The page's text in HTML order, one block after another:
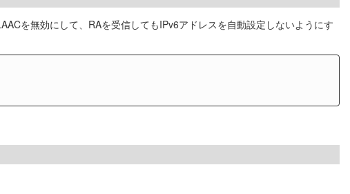
を無効にして、RAを受信してもIPv6アドレスを自動設定しないようにす